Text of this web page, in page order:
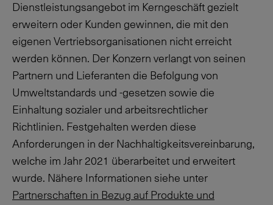
Dienstleistungsangebot im Kerngeschäft gezielt
erweitern oder Kunden gewinnen, die mit den
eigenen Vertriebsorganisationen nicht erreicht
werden können. Der Konzern verlangt von seinen
Partnern und Lieferanten die Befolgung von
Umweltstandards und -gesetzen sowie die
Einhaltung sozialer und arbeitsrechtlicher
Richtlinien. Festgehalten werden diese
Anforderungen in der Nachhaltigkeitsvereinbarung,
welche im Jahr 2021 überarbeitet und erweitert
wurde. Nähere Informationen siehe unter
Partnerschaften in Bezug auf Produkte und